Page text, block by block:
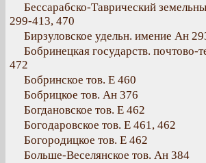
Бессарабско-Таврический
299-413, 470
Бирзуловское удельн. имение Ан
Бобринецкая государств. почтово-
472
Бобринское тов. Е 460
Бобрицкое тов. Ан 376
Богдановское тов. Е 462
Богодаровское тов. Е 461, 462
Богородицкое тов. Е 462
Больше-Веселянское тов. Ан 384